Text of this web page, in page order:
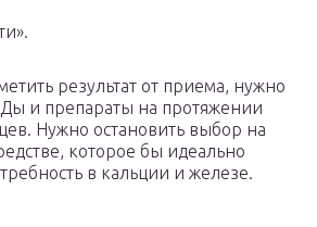
результат от приема, нужно
и препараты на протяжении
Нужно остановить выбор на
которое бы идеально
в кальции и железе.